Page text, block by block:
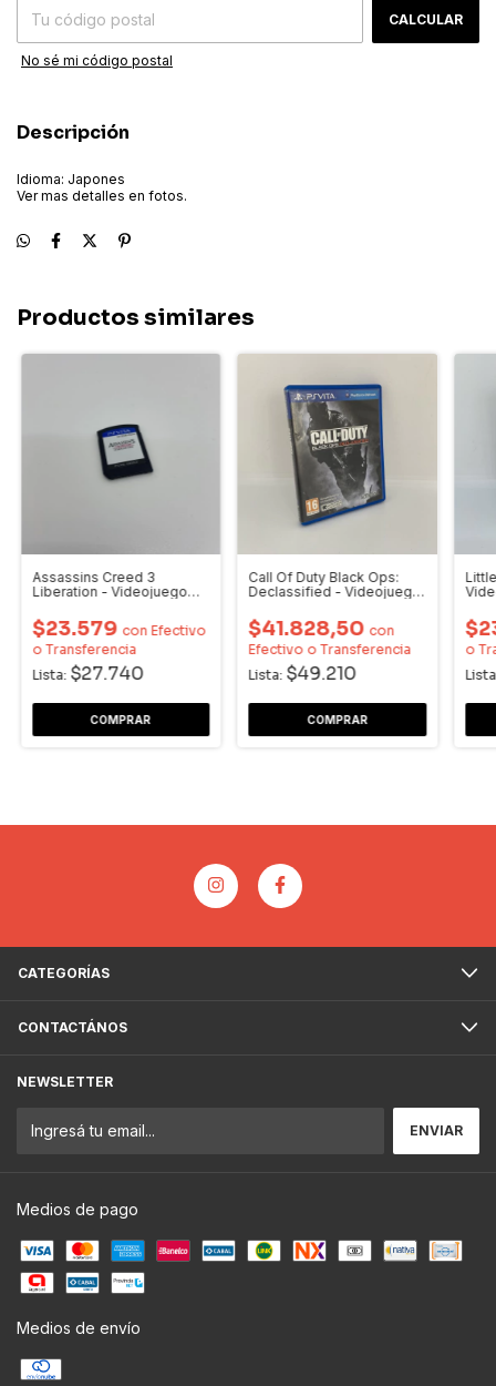
CALCULAR
No sé mi código postal
Descripción
Idioma: Japones
Ver mas detalles en fotos.
Productos similares
Assassins Creed 3
Liberation - Videojuego
$23.579 con Efectivo
o Transferencia
Lista: $27.740
Call Of Duty Black Ops:
Declassified - Videojuego
$41.828,50 con
Efectivo o Transferencia
Lista: $49.210
o
CATEGORÍAS
CONTACTÁNOS
NEWSLETTER
Medios de pago
Medios de envío